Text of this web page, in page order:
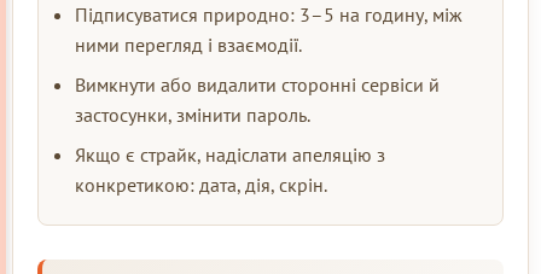
Підписуватися природно: 3–5 на годину, між
ними перегляд і взаємодії.
Вимкнути або видалити сторонні сервіси й
застосунки, змінити пароль.
Якщо є страйк, надіслати апеляцію з
конкретикою: дата, дія, скрін.